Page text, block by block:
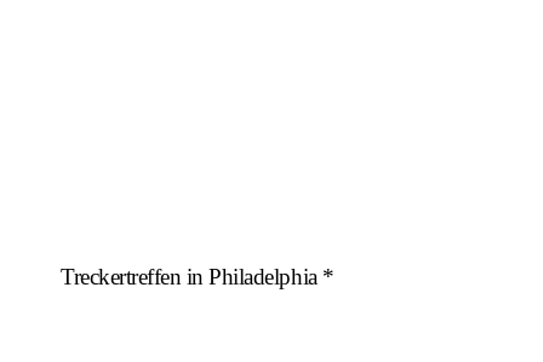
Treckertreffen in Philadelphia *